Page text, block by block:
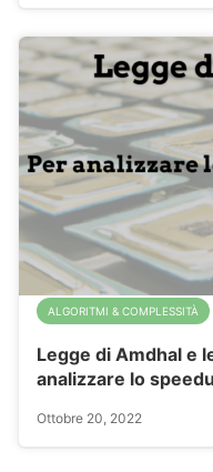
ALGORITMI & COMPLESSITÀ
Legge di Amdhal e
analizzare lo
Ottobre 20, 2022